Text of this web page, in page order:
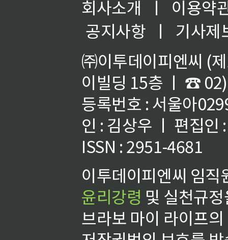
회사소개 ㅣ
이용약
공지사항
ㅣ
기사제
㈜이투데이피엔씨 (
이빌딩 15층 ㅣ ☎
등록번호 : 서울아
인 : 김상우 ㅣ 편집인
ISSN : 2951-4681
이투데이피엔씨 임
윤리강령 및 실천규
브라보 마이 라이프